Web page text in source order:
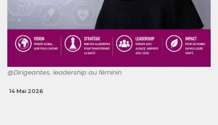
@Dirigeantes, leadership au féminin
14 Mai 2026